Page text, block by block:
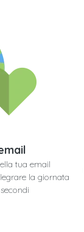
tua email
la giornata